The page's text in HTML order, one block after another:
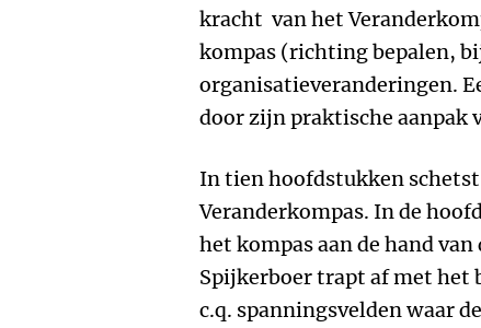
kracht van het
kompas (richting bepalen,
organisatieveranderingen.
door zijn praktische aanpak
In tien hoofdstukken
Veranderkompas. In de
het kompas aan de hand
Spijkerboer trapt af met het
c.q. spanningsvelden waar